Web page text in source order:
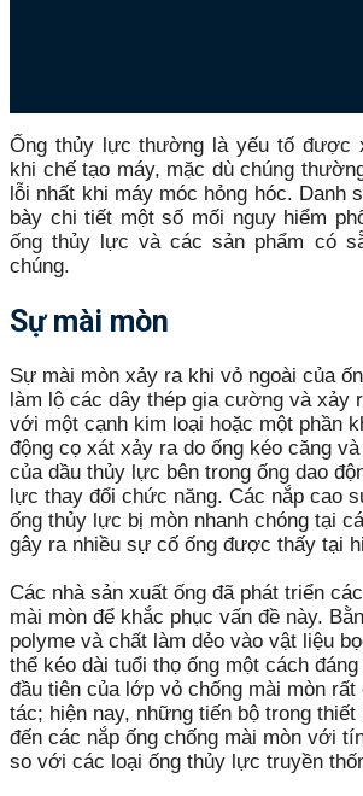
Ống thủy lực thường là yếu tố được
khi chế tạo máy, mặc dù chúng
lỗi nhất khi máy móc hỏng hóc. Danh
bày chi tiết một số mối nguy hiểm
ống thủy lực và các sản phẩm có
chúng.
Sự mài mòn
Sự mài mòn xảy ra khi vỏ ngoài của
làm lộ các dây thép gia cường và xảy
với một cạnh kim loại hoặc một phần
động cọ xát xảy ra do ống kéo căng
của dầu thủy lực bên trong ống dao
lực thay đổi chức năng. Các nắp cao
ống thủy lực bị mòn nhanh chóng tại
gây ra nhiều sự cố ống được thấy tại
Các nhà sản xuất ống đã phát triển
mài mòn để khắc phục vấn đề này.
polyme và chất làm dẻo vào vật liệu
thể kéo dài tuổi thọ ống một cách
đầu tiên của lớp vỏ chống mài mòn
tác; hiện nay, những tiến bộ trong
đến các nắp ống chống mài mòn với
so với các loại ống thủy lực truyền